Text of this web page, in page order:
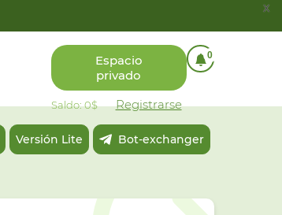
x
Espacio
privado
Saldo: 0$ Registrarse
0
Versión Lite Bot-exchanger